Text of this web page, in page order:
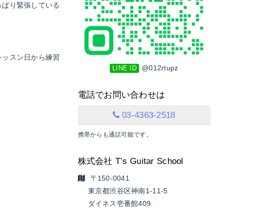
り緊張している
スン日から練習
LINE ID @012rtupz
電話でお問い合わせは
03-4363-2518
携帯からも通話可能です。
株式会社 T’s Guitar School
〒150-0041
東京都渋谷区神南1-11-5
ダイネス壱番館409